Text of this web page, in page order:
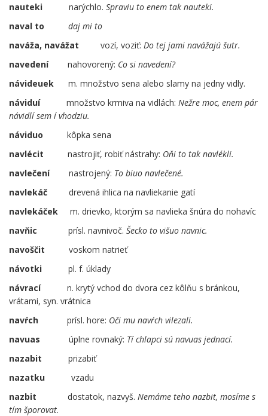
nauteki narýchlo. Spraviu to enem tak nauteki.
naval to daj mi to
naváža, navážat vozí, voziť: Do tej jami navážajú šutr.
navedenínahovorený: Co si navedení?
návideuek m. množstvo sena alebo slamy na jedny vidly.
náviduí množstvo krmiva na vidlách: Nežre moc, enem pár
návidlí sem í vhodziu.
náviduo kôpka sena
navlécit nastrojiť, robiť nástrahy: Oňi to tak navlékli.
navlečení nastrojený: To biuo navlečené.
navlekáč drevená ihlica na navliekanie gatí
navlekáček m. drievko, ktorým sa navlieka šnúra do nohavíc
navňic prísl. navnivoč. Šecko to višuo navnic.
navoščit voskom natrieť
návotki pl. f. úklady
návracín. krytý vchod do dvora cez kôlňu s bránkou,
vrátami, syn. vrátnica
navŕch prísl. hore: Oči mu navŕch vilezali.
navuas úplne rovnaký: Tí chlapci sú navuas jednací.
nazabit prizabiť
nazatku vzadu
nazbit dostatok, nazvyš. Nemáme teho nazbit, mosíme s
tím šporovat.